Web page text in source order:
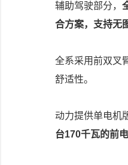
辅助驾驶部分，
合方案，支持无
全系采用前双叉
舒适性。
动力提供单电机
台170千瓦的前